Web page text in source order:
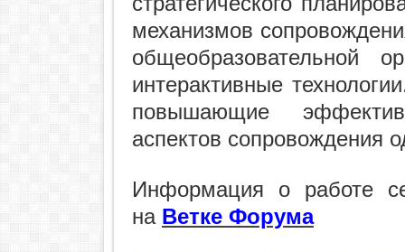
механизмов
общеобразовательной
интерактивные
повышающие
аспектов сопровождения
Информация о работе
на Ветке Форума